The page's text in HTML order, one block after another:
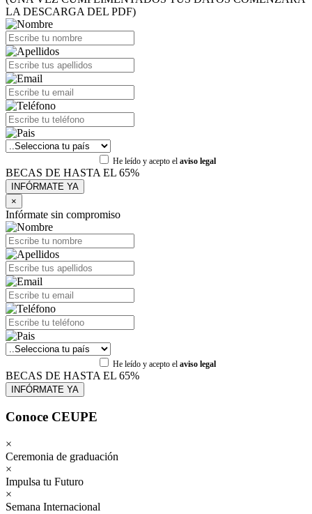
LA DESCARGA DEL PDF)
He leído y acepto el aviso legal
BECAS DE HASTA EL 65%
×
Infórmate sin compromiso
He leído y acepto el aviso legal
BECAS DE HASTA EL 65%
Conoce CEUPE
×
Ceremonia de graduación
×
Impulsa tu Futuro
×
Semana Internacional